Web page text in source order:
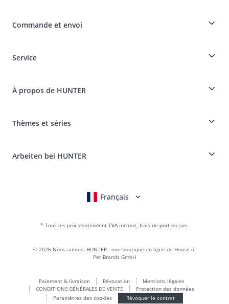
Commande et envoi
Spéciaux pour les professionnels du chien
Informations sur la livraison
Réclamer et renvoyer des produits
Service
Tableau des races
Assurance maladie pour animaux
À propos de HUNTER
It*s a family Business
Le cuir est notre passion
Thèmes et séries
BVB Dortmund
Monde des cadeaux
Vêtements pour chiens
LOVE
Maldon
Arbeiten bei HUNTER
* Tous les prix s'entendent TVA incluse, frais de port en sus.
Deutsch
English
Italiano
Nederlands
Français
Paiement & livraison Révocation
Mentions légales
CONDITIONS GÉNÉRALES DE VENTE
Protection des données
Paramètres des cookies
Révoquer le contrat
© 2026 Nous aimons HUNTER - une boutique en ligne de House of
Pet Brands GmbH